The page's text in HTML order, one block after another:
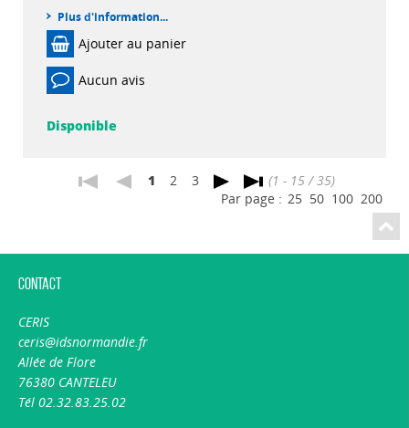
Plus d'information...
Ajouter au panier
Aucun avis
Disponible
1 2 3
(1 - 15 / 35)
Par page : 25 50 100 200
Contact
CERIS
ceris@idsnormandie.fr
Allée de Flore
76380 CANTELEU
Tél 02.32.83.25.02